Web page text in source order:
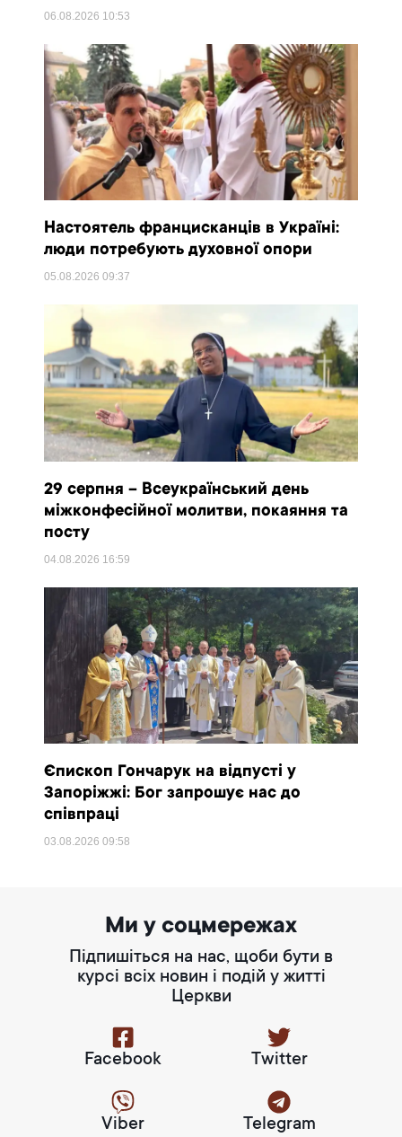
06.08.2026 10:53
Настоятель францисканців в Україні:
люди потребують духовної опори
05.08.202609:37
29 серпня – Всеукраїнський день
міжконфесійної молитви, покаяння та
посту
04.08.2026 16:59
Єпископ Гончарук на відпусті у
Запоріжжі: Бог запрошує нас до
співпраці
03.08.202609:58
Ми у соцмережах
Підпишіться на нас, щоби бути в
курсі всіх новин і подій у житті
Церкви
Facebook Twitter
Viber Telegram